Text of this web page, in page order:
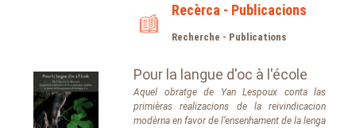
Recèrca - Publicacions
Recherche - Publications
Pour la langue d'oc à l'école
Aquel obratge de Yan Lespoux conta las
primièras realizacions de la reivindicacion
modèrna en favor de l’ensenhament de la lenga